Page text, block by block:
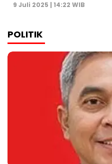
9 Juli 2025 | 14:22 WIB
POLITIK